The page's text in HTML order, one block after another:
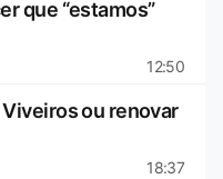
que “estamos”
12:50
ou renovar
18:37